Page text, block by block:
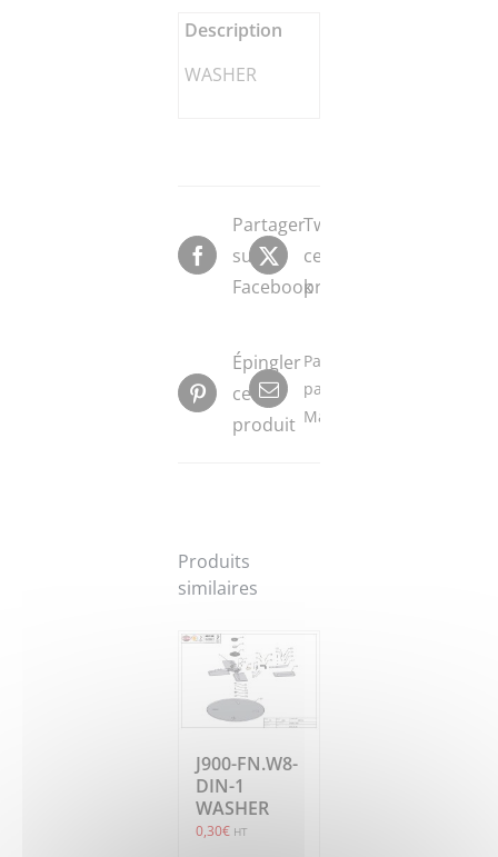
Description
WASHER
Partager
sur
Facebook
Tweeter
ce
produit
Épingler
ce
produit
Partager
par
Mail
Produits
similaires
J900-FN.W8-
DIN-1
WASHER
0,30€ HT